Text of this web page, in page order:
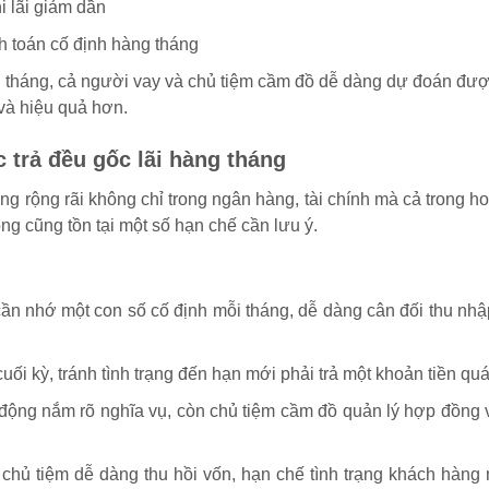
lãi giảm dần
toán cố định hàng tháng
cả người vay và chủ tiệm cầm đồ dễ dàng dự đoán
hiệu quả hơn.
trả đều gốc lãi hàng tháng
rộng rãi không chỉ trong ngân hàng, tài chính mà cả trong
cũng tồn tại một số hạn chế cần lưu ý.
nhớ một con số cố định mỗi tháng, dễ dàng cân đối thu
kỳ, tránh tình trạng đến hạn mới phải trả một khoản tiền
nắm rõ nghĩa vụ, còn chủ tiệm cầm đồ quản lý hợp đồng
tiệm dễ dàng thu hồi vốn, hạn chế tình trạng khách hàng